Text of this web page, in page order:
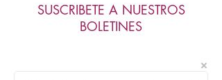
SUSCRIBETE A NUESTROS
BOLETINES